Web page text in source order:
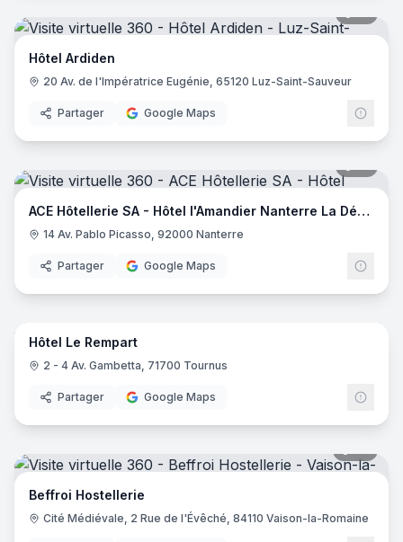
Hôtel Ardiden
20 Av. de l'Impératrice Eugénie, 65120 Luz-Saint-Sauveur
Partager Google Maps
ACE Hôtellerie SA - Hôtel l'Amandier Nanterre La Défense
14 Av. Pablo Picasso, 92000 Nanterre
Partager Google Maps
42
Hôtel Le Rempart
2 - 4 Av. Gambetta, 71700 Tournus
Partager Google Maps
Beffroi Hostellerie
Cité Médiévale, 2 Rue de l'Évêché, 84110 Vaison-la-Romaine